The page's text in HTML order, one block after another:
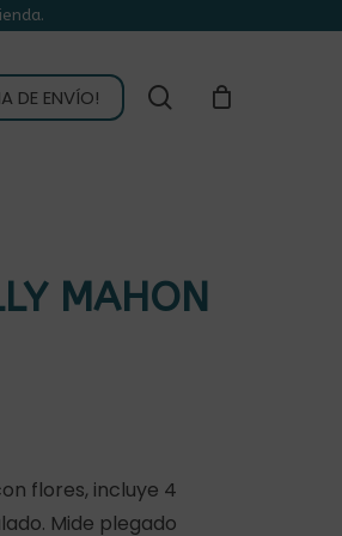
DE ENVÍO! buscar
MAHON
flores, incluye 4
Mide plegado